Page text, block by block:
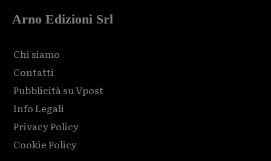
Arno Edizioni Srl
Chi siamo
Contatti
Pubblicità su Vpost
Info Legali
Privacy Policy
Cookie Policy